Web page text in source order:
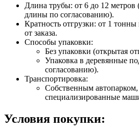
Длина трубы: от 6 до 12
длины по согласованию).
Кратность отгрузки: от 1
от заказа.
Способы упаковки:
Без упаковки (открытая
Упаковка в деревянные
согласованию).
Транспортировка:
Собственным
специализированные
Условия покупки: